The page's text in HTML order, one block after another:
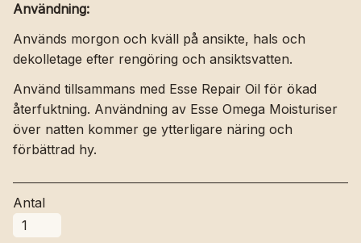
Användning:
Används morgon och kväll på ansikte, hals och
dekolletage efter rengöring och ansiktsvatten.
Använd tillsammans med Esse Repair Oil för ökad
återfuktning. Användning av Esse Omega Moisturiser
över natten kommer ge ytterligare näring och
förbättrad hy.
Antal